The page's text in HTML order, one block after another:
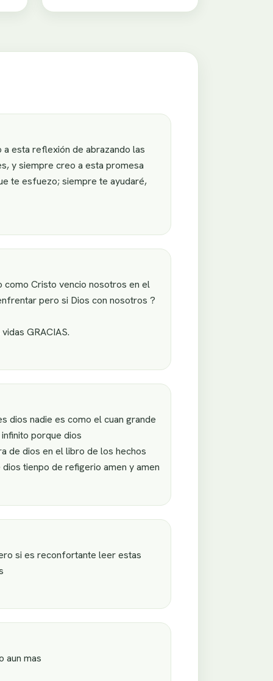
esta reflexión de abrazando las
y siempre creo a esta promesa
te esfuezo; siempre te ayudaré,
como Cristo vencio nosotros en el
pero si Dios con nosotros ?
GRACIAS.
dios nadie es como el cuan grande
porque dios
de dios en el libro de los hechos
tienpo de refigerio amen y amen
si es reconfortante leer estas
aun mas